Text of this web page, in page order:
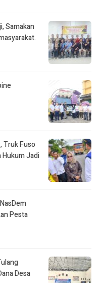
Samakan
Truk Fuso
Hukum Jadi
Pesta
Desa